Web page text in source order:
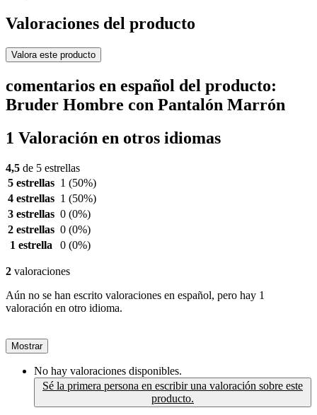
Valoraciones del producto
Valora este producto
comentarios en español del producto:
Bruder Hombre con Pantalón Marrón
1 Valoración en otros idiomas
4,5 de 5 estrellas
5 estrellas 1 (50%)
4 estrellas 1 (50%)
3 estrellas 0 (0%)
2 estrellas 0 (0%)
1 estrella
0 (0%)
2 valoraciones
Aún no se han escrito valoraciones en español, pero hay 1
valoración en otro idioma.
Mostrar
No hay valoraciones disponibles.
Sé la primera persona en escribir una valoración sobre este
producto.